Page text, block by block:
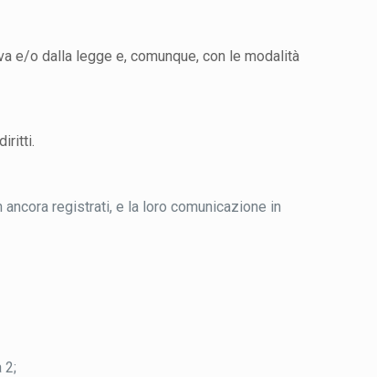
e/o dalla legge e, comunque, con le modalità
registrati, e la loro comunicazione in
2;